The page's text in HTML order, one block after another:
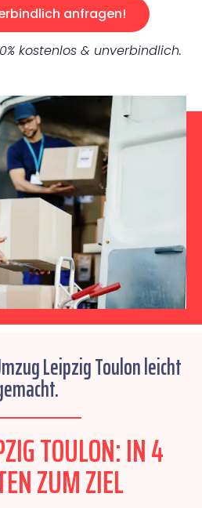
anfragen!
kostenlos & unverbindlich.
Leipzig Toulon leicht
TOULON: IN 4
ZUM ZIEL